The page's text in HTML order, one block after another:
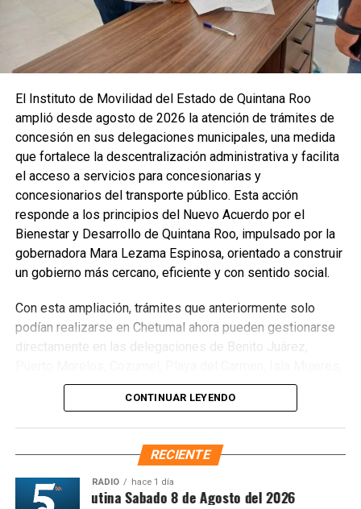
Fuente: 5to Poder Agencia de Noticias
Recibe las noticias al instante
Únete al canal oficial de WhatsApp de
Quinto Podery recibe las noticias más
importantes de Quintana Roo directamente
en tu teléfono.
Unirme al canal de WhatsApp
El Instituto de Movilidad del Estado de Quintana Roo
amplió desde agosto de 2026 la atención de trámites de
concesión en sus delegaciones municipales, una medida
que fortalece la descentralización administrativa y facilita
el acceso a servicios para concesionarias y
concesionarios del transporte público. Esta acción
responde a los principios del Nuevo Acuerdo por el
Bienestar y Desarrollo de Quintana Roo, impulsado por la
gobernadora Mara Lezama Espinosa, orientado a construir
un gobierno más cercano, eficiente y con sentido social.
Con esta ampliación, trámites que anteriormente solo
podían realizarse en Chetumal ahora pueden gestionarse
directamente en las delegaciones de Benito Juárez,
Tulum y Felipe Carrillo Puerto, así como en las
subdelegaciones de Lázaro Cárdenas y José María
jurisdicción de cada oficina. Entre los procedimientos
disponibles se encuentranCesión de derechos
de derechos por defunción
derechos
Modificación de concesión yDesignación
CONTINUAR LEYENDO
RECIENTE
RADIO hace 1 día
Síntesis Matutina Sabado 8 de Agosto del 2026